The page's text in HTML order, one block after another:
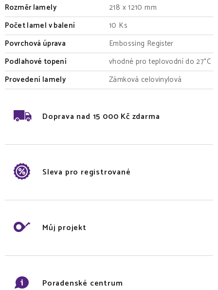
Rozměr lamely
218 x 1210 mm
Počet lamel v balení
10 Ks
Povrchová úprava
Embossing Register
Podlahové topení
vhodné pro teplovodní do 27°C
Provedení lamely
Zámková celovinylová
Doprava nad 15 000 Kč zdarma
Sleva pro registrované
Můj projekt
Poradenské centrum